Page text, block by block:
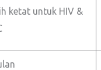
ketat untuk HIV &